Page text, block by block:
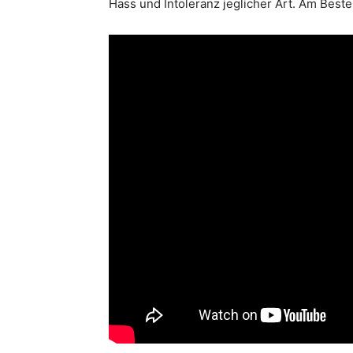
Hass und Intoleranz jeglicher Art. Am